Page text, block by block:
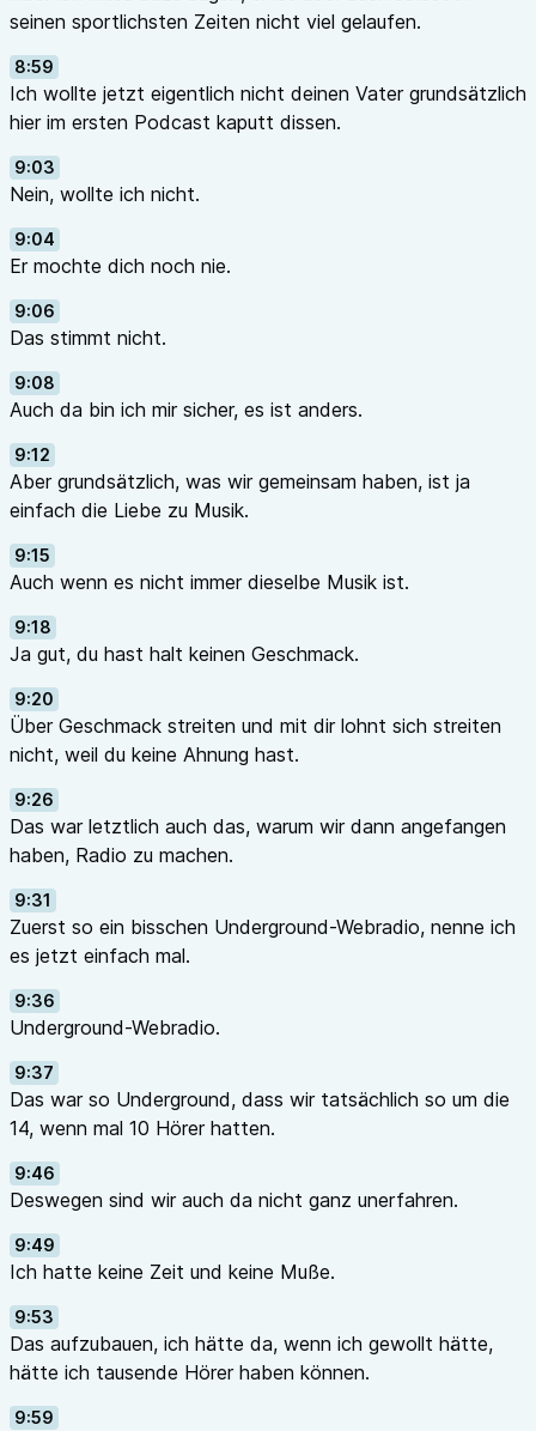
seinen sportlichsten Zeiten nicht viel gelaufen.
8:59
Ich wollte jetzt eigentlich nicht deinen Vater grundsätzlich
hier im ersten Podcast kaputt dissen.
9:03
Nein, wollte ich nicht.
9:04
Er mochte dich noch nie.
9:06
Das stimmt nicht.
9:08
Auch da bin ich mir sicher, es ist anders.
9:12
Aber grundsätzlich, was wir gemeinsam haben, ist ja
einfach die Liebe zu Musik.
9:15
Auch wenn es nicht immer dieselbe Musik ist.
9:18
Ja gut, du hast halt keinen Geschmack.
9:20
Über Geschmack streiten und mit dir lohnt sich streiten
nicht, weil du keine Ahnung hast.
9:26
Das war letztlich auch das, warum wir dann angefangen
haben, Radio zu machen.
9:31
Zuerst so ein bisschen Underground-Webradio, nenne ich
es jetzt einfach mal.
9:36
Underground-Webradio.
9:37
Das war so Underground, dass wir tatsächlich so um die
14, wenn mal 10 Hörer hatten.
9:46
Deswegen sind wir auch da nicht ganz unerfahren.
9:49
Ich hatte keine Zeit und keine Muße.
9:53
Das aufzubauen, ich hätte da, wenn ich gewollt hätte,
hätte ich tausende Hörer haben können.
9:59